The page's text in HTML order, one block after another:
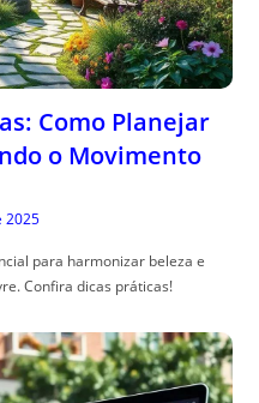
Como Planejar
o Movimento
2025
para harmonizar beleza e
Confira dicas práticas!